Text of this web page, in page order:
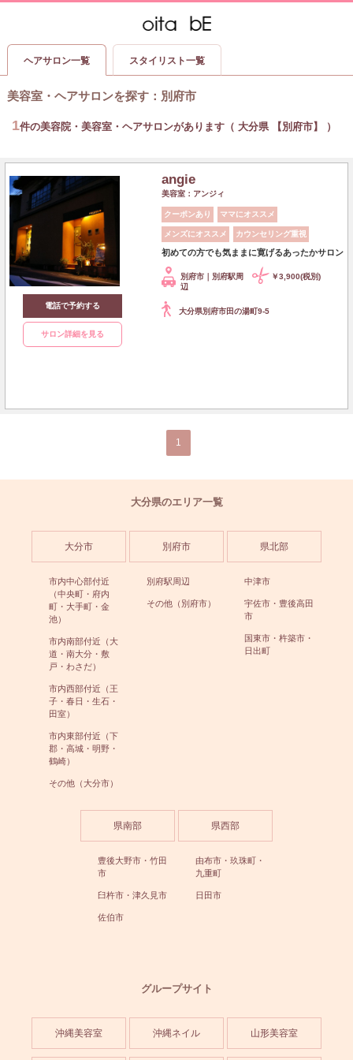
ヘアサロン一覧 スタイリスト一覧
美容室・ヘアサロンを探す： 別府市
1件の美容院・美容室・ヘアサロンがあります（ 大分県 【別府市】 ）
電話で予約する
サロン詳細を見る
angie
美容室：アンジィ
クーポンあり ママにオススメ
メンズにオススメ カウンセリング重視
初めての方でも気ままに寛げるあったかサロン
別府市｜別府駅周
辺
￥3,900(税別)
大分県別府市田の湯町9-5
1
大分県のエリア一覧
大分市
市内中心部付近
（中央町・府内
町・大手町・金
池）
市内南部付近（大
道・南大分・敷
戸・わさだ）
市内西部付近（王
子・春日・生石・
田室）
市内東部付近（下
郡・高城・明野・
鶴崎）
その他（大分市）
別府市
別府駅周辺
その他（別府市）
県北部
中津市
宇佐市・豊後高田
市
国東市・杵築市・
日出町
県南部
豊後大野市・竹田
市
臼杵市・津久見市
佐伯市
県西部
由布市・玖珠町・
九重町
日田市
グループサイト
沖縄美容室 沖縄ネイル 山形美容室